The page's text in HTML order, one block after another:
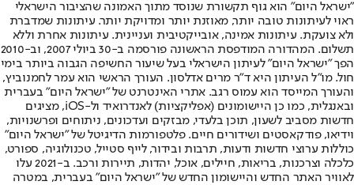
"ישראל היום" הוא גוף תקשורת שנוסד מתוך האמונה שהציבור הישראלי
ראוי לעיתונות טובה יותר, מאוזנת יותר ומדויקת יותר. עיתונות שמדברת
ולא צועקת. עיתונות אמינה, אובייקטיבית ועניינית. עיתונות אחרת וללא
תשלום. המהדורה המודפסת הראשונה פורסמה ב-30 ביולי 2007, וב-2010
הפך "ישראל היום" לעיתון הישראלי בעל שיעור החשיפה הגבוה ביותר בימי
חול. מו"ל העיתון היא ד"ר מרים אדלסון. העורך הראשי הוא עמר לחמנוביץ,
והעורך המייסד הוא עמוס רגב. אתרי האינטרנט של "ישראל היום" בעברית
ובאנגלית, כמו כן היישומונים (אפליקציות) לאנדרואיד ול-iOS, מציגים
חדשות מסביב לשעון, תוכן בלעדי, מבזקים ועדכונים, ניתוחים ופרשנויות,
וידיאו, פודקאסטים ושידורים חיים. פלטפורמות הדיגיטל של "ישראל היום"
כוללות ערוצי חדשות ודעות, תרבות ובידור, לייף סטייל, טכנולוגיה, ספורט,
כלכלה וצרכנות, בריאות, חיילים, אוכל, יהדות, תיירות ורכב. ב-2021 עלו
לאוויר האתר החדש והיישומון החדש של "ישראל היום" בעברית, במטרה